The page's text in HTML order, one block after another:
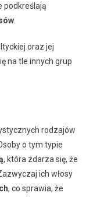
podkreślają
.
oraz jej
na tle innych grup
rodzajów
o tym typie
, która zdarza się, że
ich włosy
, co sprawia, że